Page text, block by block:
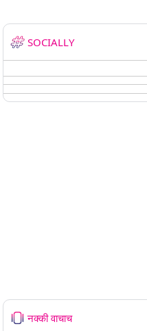
SOCIALLY
नक्की वाचाच